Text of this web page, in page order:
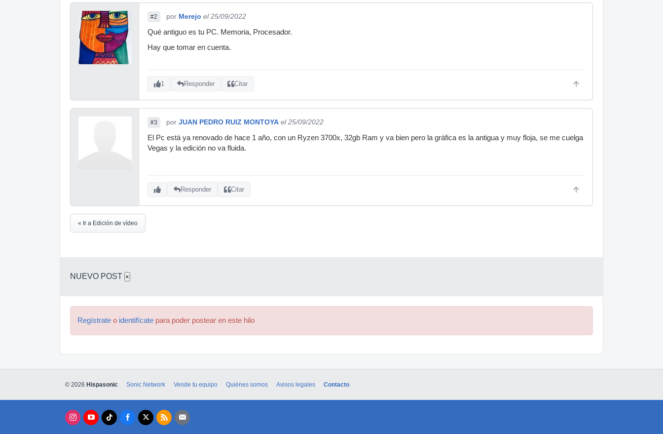
#2 por Merejo el 25/09/2022
Qué antiguo es tu PC. Memoria, Procesador.
Hay que tomar en cuenta.
1 Responder Citar
#3 por JUAN PEDRO RUIZ MONTOYA el 25/09/2022
El Pc está ya renovado de hace 1 año, con un Ryzen 3700x, 32gb Ram y va bien pero la gráfica es la antigua y muy floja, se me cuelga
Vegas y la edición no va fluida.
Responder Citar
« Ir a Edición de vídeo
NUEVO POST ×
Regístrate o identifícate para poder postear en este hilo
© 2026 Hispasonic Sonic Network Vende tu equipo Quiénes somos Avisos legales Contacto